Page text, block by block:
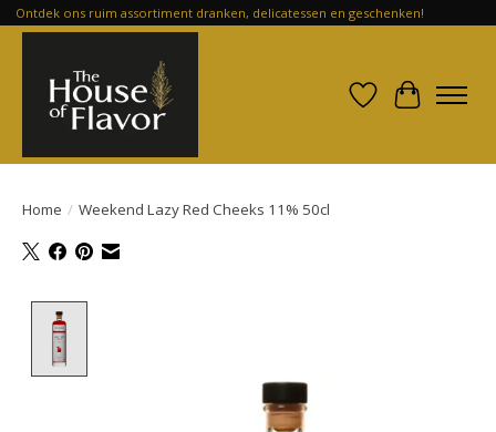
Ontdek ons ruim assortiment dranken, delicatessen en geschenken!
Verlanglijst
Home / Weekend Lazy Red Cheeks 11% 50cl